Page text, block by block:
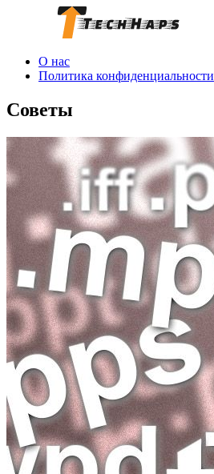
О нас
Политика конфиденциальности
Советы